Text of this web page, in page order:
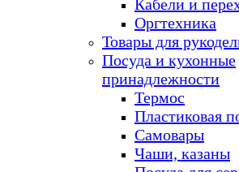
Кабели и
Оргтехника
Товары для
Посуда и кухонные
принадлежности
Термос
Пластиковая
Самовары
Чаши, казаны